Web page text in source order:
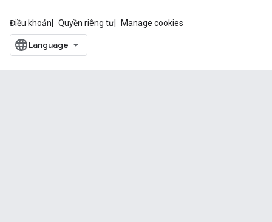
Điều khoản Quyền riêng tư Manage cookies